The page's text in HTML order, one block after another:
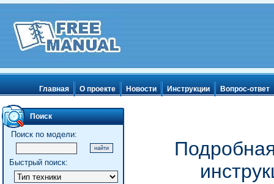
Главная О проекте Новости Инструкции Вопрос-ответ
Поиск
Поиск по модели:
Быстрый поиск: